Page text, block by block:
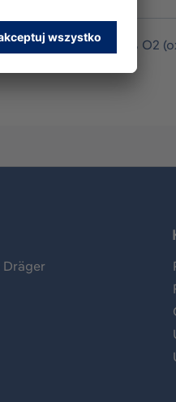
(methane), 18 Vol% O2
Dräger